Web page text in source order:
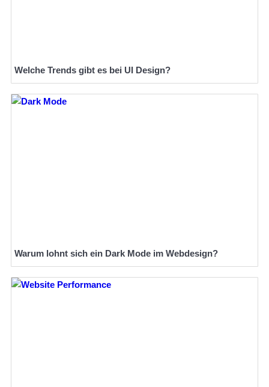
Welche Trends gibt es bei UI Design?
Warum lohnt sich ein Dark Mode im Webdesign?